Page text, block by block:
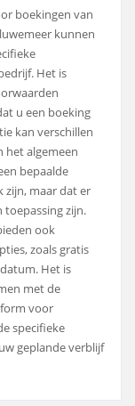
boekingen van
kunnen
Het is
u een boeking
kan verschillen
het algemeen
bepaalde
maar dat er
toepassing zijn.
ook
zoals gratis
Het is
met de
voor
specifieke
geplande verblijf